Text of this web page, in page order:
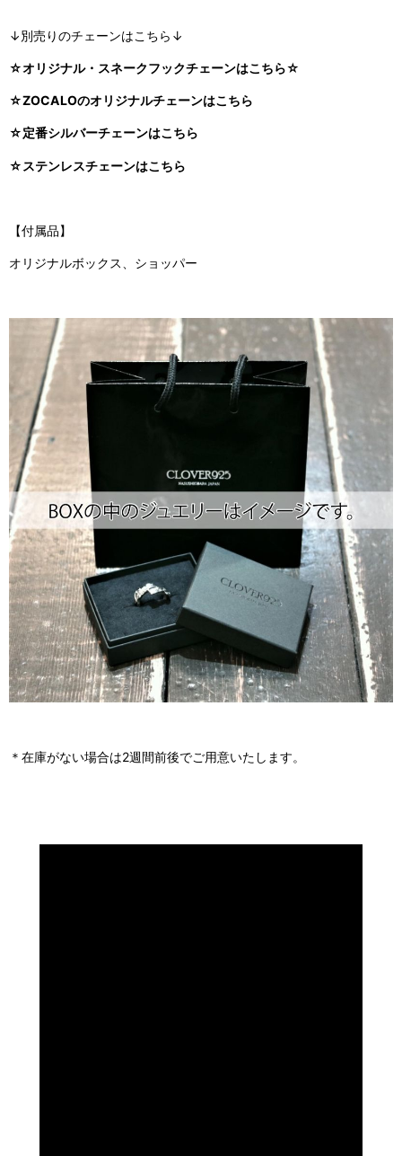
↓別売りのチェーンはこちら↓
☆オリジナル・スネークフックチェーンはこちら☆
☆ZOCALOのオリジナルチェーンはこちら
☆定番シルバーチェーンはこちら
☆ステンレスチェーンはこちら
【付属品】
オリジナルボックス、ショッパー
＊在庫がない場合は2週間前後でご用意いたします。